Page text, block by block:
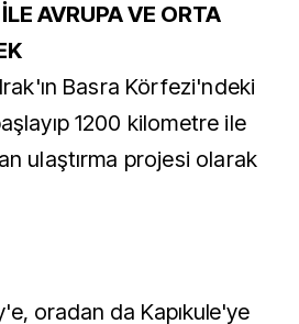
AVRUPA VE ORTA
Basra Körfezi'ndeki
1200 kilometre ile
ulaştırma projesi olarak
oradan da Kapıkule'ye